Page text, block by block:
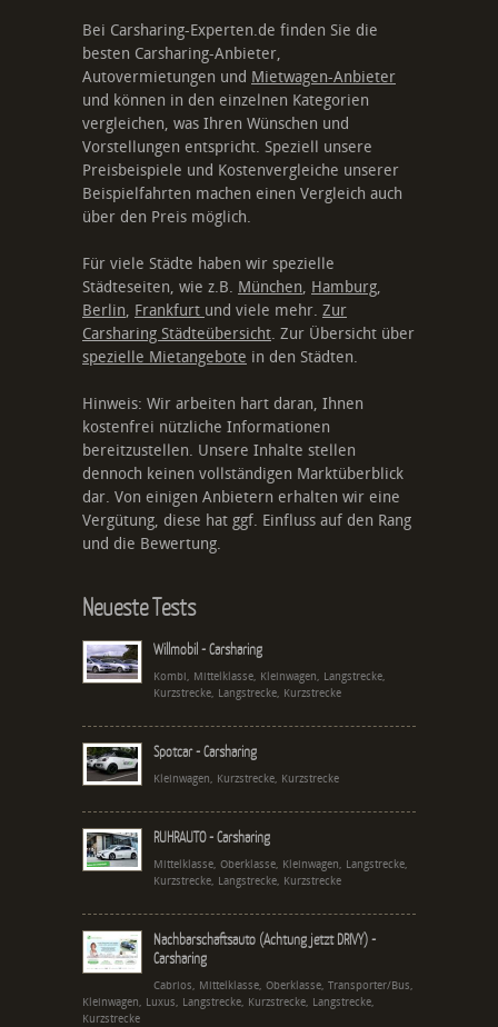
Bei Carsharing-Experten.de finden Sie die
besten Carsharing-Anbieter,
Autovermietungen und Mietwagen-Anbieter
und können in den einzelnen Kategorien
vergleichen, was Ihren Wünschen und
Vorstellungen entspricht. Speziell unsere
Preisbeispiele und Kostenvergleiche unserer
Beispielfahrten machen einen Vergleich auch
über den Preis möglich.
Für viele Städte haben wir spezielle
Städteseiten, wie z.B. München, Hamburg,
Berlin, Frankfurt und viele mehr. Zur
Carsharing Städteübersicht. Zur Übersicht über
spezielle Mietangebote in den Städten.
Hinweis: Wir arbeiten hart daran, Ihnen
kostenfrei nützliche Informationen
bereitzustellen. Unsere Inhalte stellen
dennoch keinen vollständigen Marktüberblick
dar. Von einigen Anbietern erhalten wir eine
Vergütung, diese hat ggf. Einfluss auf den Rang
und die Bewertung.
Neueste Tests
Willmobil - Carsharing
Kombi, Mittelklasse, Kleinwagen, Langstrecke,
Kurzstrecke, Langstrecke, Kurzstrecke
Spotcar - Carsharing
Kleinwagen, Kurzstrecke, Kurzstrecke
RUHRAUTO - Carsharing
Mittelklasse, Oberklasse, Kleinwagen, Langstrecke,
Kurzstrecke, Langstrecke, Kurzstrecke
Nachbarschaftsauto (Achtung jetzt DRIVY) -
Carsharing
Cabrios, Mittelklasse, Oberklasse, Transporter/Bus,
Kleinwagen, Luxus, Langstrecke, Kurzstrecke, Langstrecke,
Kurzstrecke